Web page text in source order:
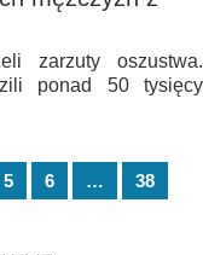
zarzuty oszustwa.
ponad 50 tysięcy
5 6 …
38